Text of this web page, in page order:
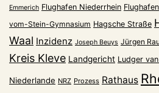
Emmerich Flughafen Niederrhein
vom-Stein-Gymnasium Hagsche Straße
Waal Inzidenz Joseph Beuys Jürgen
Kreis Kleve Landgericht Ludger
Niederlande NRZ Prozess Rathaus